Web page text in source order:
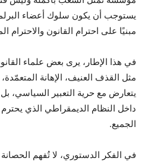
يستوجب أن يكون سلوك أعضاء
مبنيًا على احترام القانون والاحترام
في هذا الإطار، يرى بعض علماء
مثل القذف العنيف، الإهانة
يتعارض مع حرية التعبير السياسي،
داخل النظام الديمقراطي الذي
الجميع.
في الفكر الدستوري، لا تُفهم